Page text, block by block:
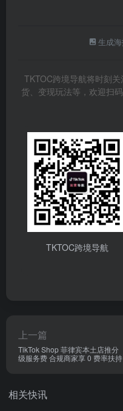
生成
TKTOC跨境导航将时刻
货、变现玩法等，欢迎扫
TKTOC跨境导航
上一篇
TikTok Shop 菲律宾本土店推分
级服务费 合规商家享 0 费率扶持
相关快讯